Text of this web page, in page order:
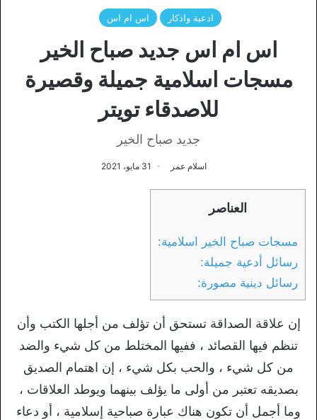
ادعية واذكار اس ام اس
اس ام اس جديد صباح الخير
مسجات اسلامية جميلة وقصيرة
للاصدقاء تويتر
جديد صباح الخير
اسلام عمر 31 مايو، 2021
العناصر
مسجات صباح الخير اسلامية:
رسائل أدعية جميلة:
رسائل دينية مصورة:
إن علاقة الصداقة تستحق أن تؤلف من أجلها الكتب وأن
تنظم فيها القصائد ، ففيها المختلط من كل شيء والضد
من كل شيء ، والحب بكل شيء ، إن اهتمام الصديق
بصديقه تعتبر من أولى ما يؤلف بينهما ويوطد العلاقات ،
وما أجمل أن تكون هناك عبارة صباحية إسلامية ، أو دعاء